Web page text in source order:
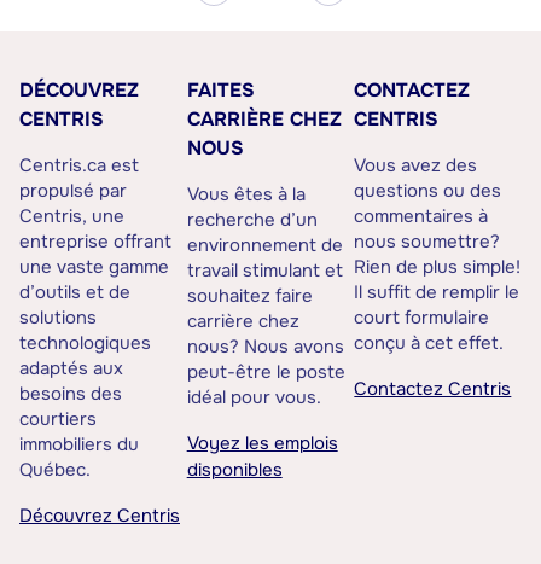
DÉCOUVREZ
CENTRIS
Centris.ca est
propulsé par
Centris, une
entreprise offrant
une vaste gamme
d’outils et de
solutions
technologiques
adaptés aux
besoins des
courtiers
immobiliers du
Québec.
Découvrez Centris
FAITES
CARRIÈRE CHEZ
NOUS
Vous êtes à la
recherche d’un
environnement de
travail stimulant et
souhaitez faire
carrière chez
nous? Nous avons
peut-être le poste
idéal pour vous.
Voyez les emplois
disponibles
CONTACTEZ
CENTRIS
Vous avez des
questions ou des
commentaires à
nous soumettre?
Rien de plus simple!
Il suffit de remplir le
court formulaire
conçu à cet effet.
Contactez Centris